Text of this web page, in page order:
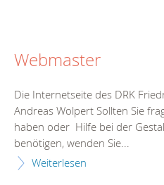
Webmaster
Die Internetseite des DRK
Andreas Wolpert Sollten Sie
haben oder Hilfe bei der
benötigen, wenden Sie...
Weiterlesen